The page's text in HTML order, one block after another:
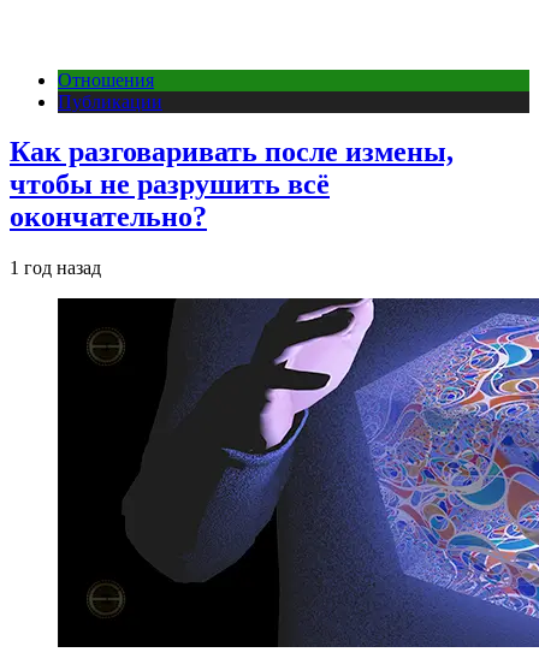
Отношения
Публикации
Как разговаривать после измены,
чтобы не разрушить всё
окончательно?
1 год назад